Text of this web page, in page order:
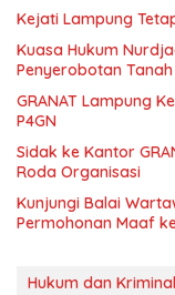
Kejati Lampung
Kuasa Hukum
Penyerobotan
GRANAT Lampung
P4GN
‎Sidak ke Kantor
Roda Organisasi
Kunjungi Balai
Permohonan Maaf
Hukum dan Kriminal